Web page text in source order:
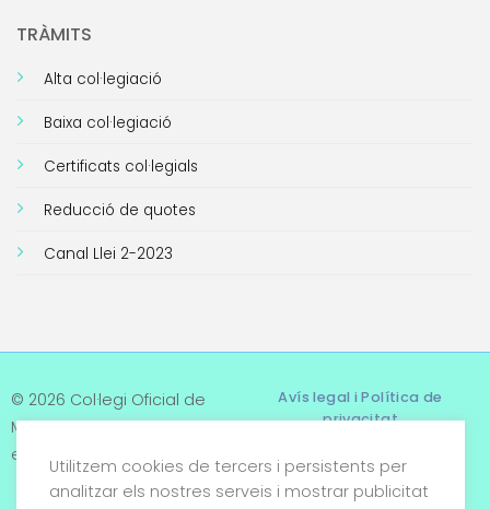
TRÀMITS
Alta col·legiació
Baixa col·legiació
Certificats col·legials
Reducció de quotes
Canal Llei 2-2023
© 2026 Col·legi Oficial de
Metges de Tarragona. Tots
els drets reservats
Avís legal i Política de
privacitat
Termes i condicions
Utilitzem cookies de tercers i persistents per
analitzar els nostres serveis i mostrar publicitat